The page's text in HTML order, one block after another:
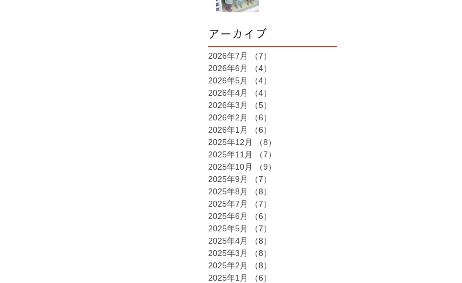
アーカイブ
2026年7月 （7）
2026年6月
（4）
2026年5月
（4）
2026年4月
（4）
2026年3月
（5）
2026年2月
（6）
2026年1月
（6）
2025年12月
（8）
2025年11月
（7）
2025年10月
（9）
2025年9月
（7）
2025年8月
（8）
2025年7月
（7）
2025年6月
（6）
2025年5月
（7）
2025年4月
（8）
2025年3月
（8）
2025年2月
（8）
2025年1月
（6）